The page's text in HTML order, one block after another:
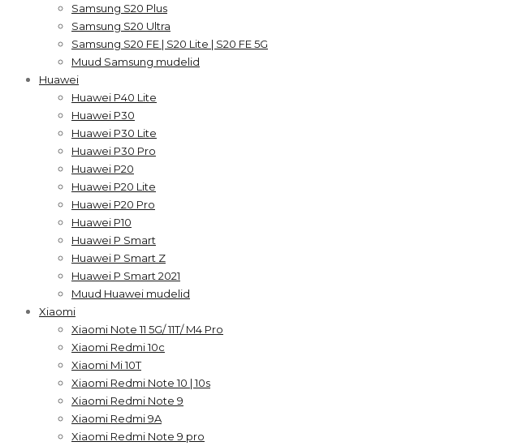
Samsung S20 Plus
Samsung S20 Ultra
Samsung S20 FE | S20 Lite | S20 FE 5G
Muud Samsung mudelid
Huawei
Huawei P40 Lite
Huawei P30
Huawei P30 Lite
Huawei P30 Pro
Huawei P20
Huawei P20 Lite
Huawei P20 Pro
Huawei P10
Huawei P Smart
Huawei P Smart Z
Huawei P Smart 2021
Muud Huawei mudelid
Xiaomi
Xiaomi Note 11 5G/ 11T/ M4 Pro
Xiaomi Redmi 10c
Xiaomi Mi 10T
Xiaomi Redmi Note 10 | 10s
Xiaomi Redmi Note 9
Xiaomi Redmi 9A
Xiaomi Redmi Note 9 pro